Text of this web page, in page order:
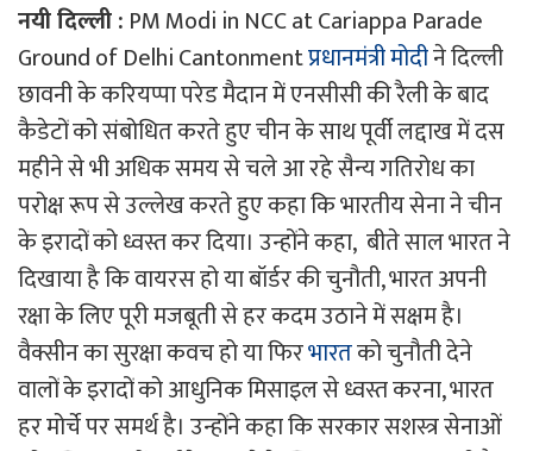
नयी दिल्ली : PM Modi in NCC at Cariappa Parade
Ground of Delhi Cantonmentप्रधानमंत्री मोदीने दिल्ली
छावनी के करियप्पा परेड मैदान में एनसीसी की रैली के बाद
कैडेटों को संबोधित करते हुए चीन के साथ पूर्वी लद्दाख में दस
महीने से भी अधिक समय से चले आ रहे सैन्य गतिरोध का
परोक्ष रूप से उल्लेख करते हुए कहा कि भारतीय सेना ने चीन
के इरादों को ध्वस्त कर दिया। उन्होंने कहा, बीते साल भारत ने
दिखाया है कि वायरस हो या बॉर्डर की चुनौती, भारत अपनी
रक्षा के लिए पूरी मजबूती से हर कदम उठाने में सक्षम है।
वैक्सीन का सुरक्षा कवच हो या फिरभारतको चुनौती देने
वालों के इरादों को आधुनिक मिसाइल से ध्वस्त करना, भारत
हर मोर्चे पर समर्थ है। उन्होंने कहा कि सरकार सशस्त्र सेनाओं